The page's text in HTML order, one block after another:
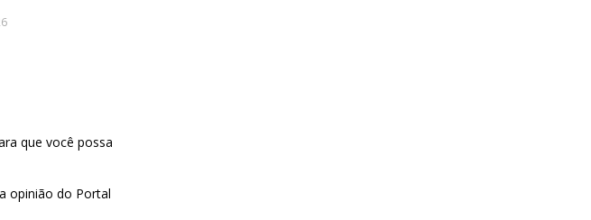
que você possa
opinião do Portal